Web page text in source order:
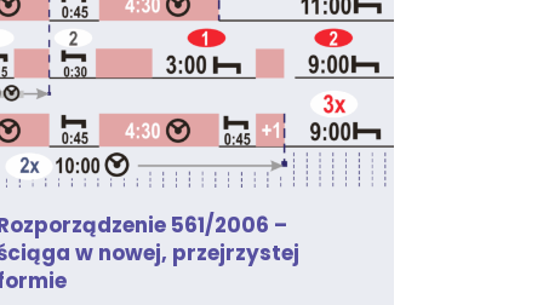
561/2006 –
w nowej, przejrzystej